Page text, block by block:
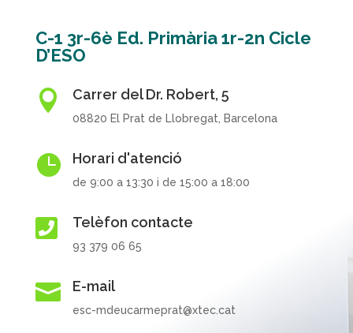
C-1 3r-6è Ed. Primària 1r-2n Cicle
D’ESO
 Carrer del Dr. Robert, 5
08820 El Prat de Llobregat, Barcelona
 Horari d'atenció
de 9:00 a 13:30 i de 15:00 a 18:00
 Telèfon contacte
93 379 06 65
 E-mail
esc-mdeucarmeprat@xtec.cat